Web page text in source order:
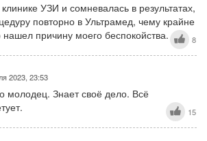
УЗИ и сомневалась в результатах,
повторно в Ультрамед, чему крайне
нашел причину моего беспокойства.
8
2023, 23:53
молодец. Знает своё дело. Всё
15